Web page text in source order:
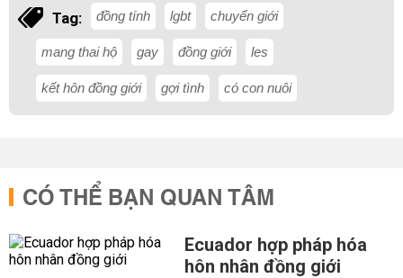
Tag: đồng tính lgbt chuyển giới
mang thai hộ gay đồng giới les
kết hôn đồng giới gợi tình có con nuôi
CÓ THỂ BẠN QUAN TÂM
Ecuador hợp pháp hóa
hôn nhân đồng giới